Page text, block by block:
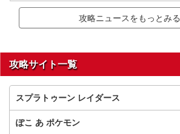
攻略ニュースをもっとみる
攻略サイト一覧
スプラトゥーン レイダース
ぽこ あ ポケモン